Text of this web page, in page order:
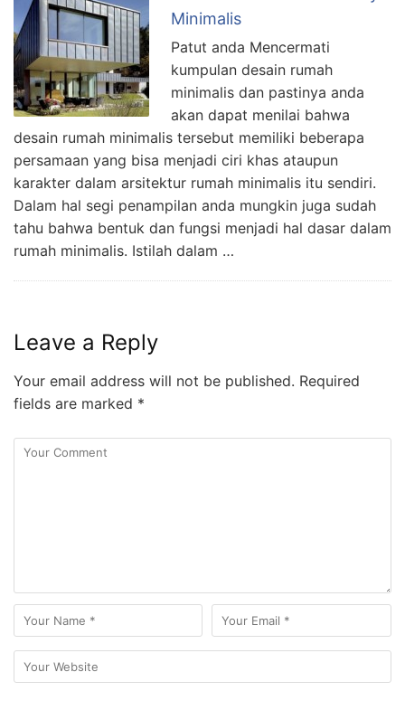
Minimalis
Patut anda Mencermati
kumpulan desain rumah
minimalis dan pastinya anda
akan dapat menilai bahwa
desain rumah minimalis tersebut memiliki beberapa
persamaan yang bisa menjadi ciri khas ataupun
karakter dalam arsitektur rumah minimalis itu sendiri.
Dalam hal segi penampilan anda mungkin juga sudah
tahu bahwa bentuk dan fungsi menjadi hal dasar dalam
rumah minimalis. Istilah dalam …
Leave a Reply
Your email address will not be published. Required
fields are marked *